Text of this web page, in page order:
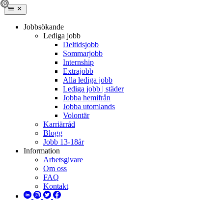
Jobbsökande
Lediga jobb
Deltidsjobb
Sommarjobb
Internship
Extrajobb
Alla lediga jobb
Lediga jobb | städer
Jobba hemifrån
Jobba utomlands
Volontär
Karriärråd
Blogg
Jobb 13-18år
Information
Arbetsgivare
Om oss
FAQ
Kontakt